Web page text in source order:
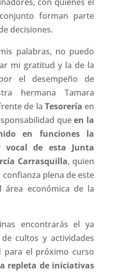
forman parte
decisiones.
palabras, no puedo
mi gratitud y la de la
el desempeño de
hermana Tamara
de la Tesorería en
queen la
en funciones la
de esta Junta
Carrasquilla, quien
plena de este
económica de la
encontrarás el ya
cultos y actividades
para el próximo curso
repleta de iniciativas